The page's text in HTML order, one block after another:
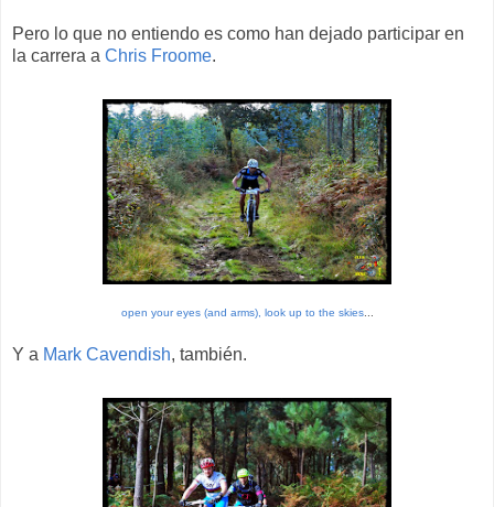
Pero lo que no entiendo es como han dejado participar en
la carrera a Chris Froome.
open your eyes (and arms), look up to the skies...
Y a Mark Cavendish, también.